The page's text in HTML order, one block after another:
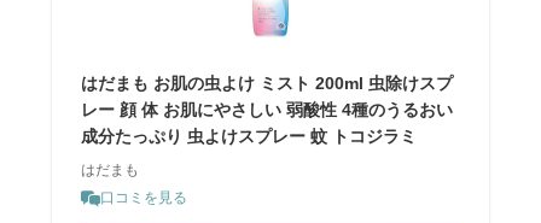
はだまも お肌の虫よけ ミスト 200ml 虫除けスプ
レー 顔 体 お肌にやさしい 弱酸性 4種のうるおい
成分たっぷり 虫よけスプレー 蚊 トコジラミ
はだまも
口コミを見る